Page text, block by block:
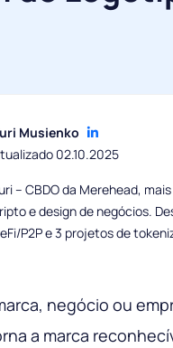
Musienko
02.10.2025
– CBDO da Merehead,
e design de negócios.
P2P e 3 projetos de
negócio ou
a marca